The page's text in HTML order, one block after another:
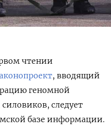
чтении
, вводящий
геномной
следует
базе информации.